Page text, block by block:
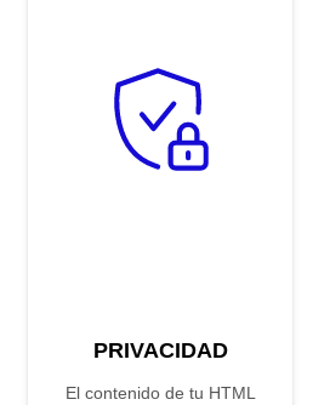
PRIVACIDAD
El contenido de tu HTML